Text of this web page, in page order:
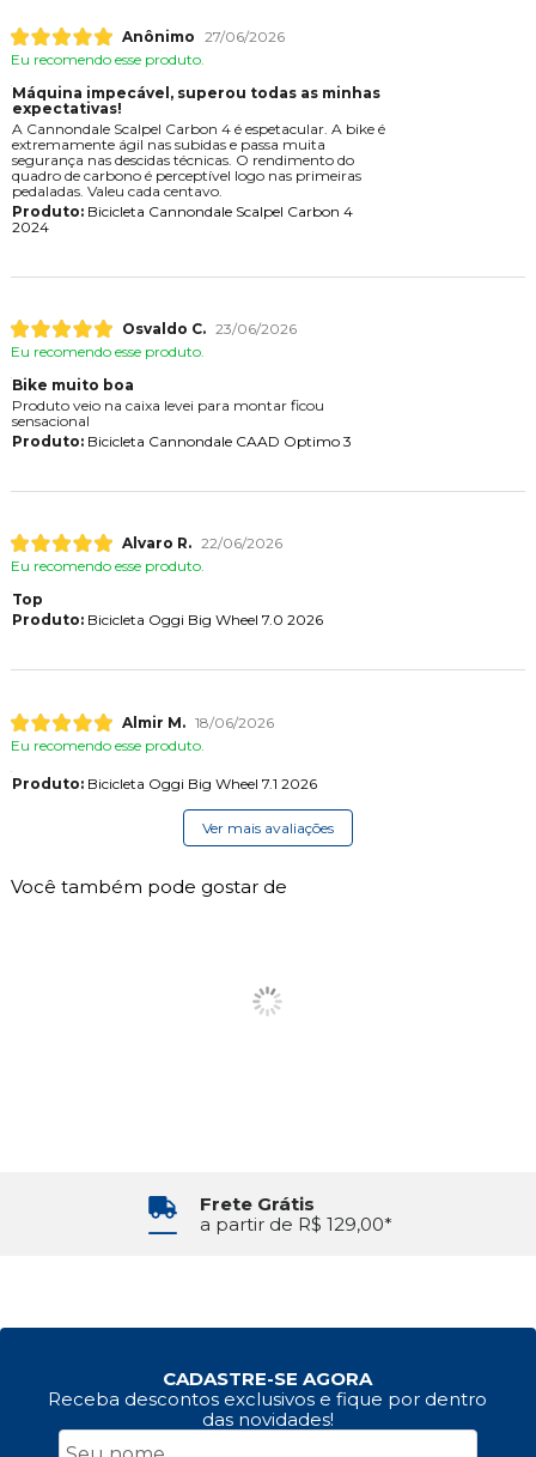
Anônimo 27/06/2026
Eu recomendo esse produto.
Máquina impecável, superou todas as minhas
expectativas!
A Cannondale Scalpel Carbon 4 é espetacular. A bike é
extremamente ágil nas subidas e passa muita
segurança nas descidas técnicas. O rendimento do
quadro de carbono é perceptível logo nas primeiras
pedaladas. Valeu cada centavo.
Produto:Bicicleta Cannondale Scalpel Carbon 4
2024
Osvaldo C. 23/06/2026
Eu recomendo esse produto.
Bike muito boa
Produto veio na caixa levei para montar ficou
sensacional
Produto:Bicicleta Cannondale CAAD Optimo 3
Alvaro R. 22/06/2026
Eu recomendo esse produto.
Top
Produto:Bicicleta Oggi Big Wheel 7.0 2026
Almir M. 18/06/2026
Eu recomendo esse produto.
Produto:Bicicleta Oggi Big Wheel 7.1 2026
Ver mais avaliações
Você também pode gostar de
Frete Grátis
a partir de R$ 129,00*
CADASTRE-SE AGORA
Receba descontos exclusivos e fique por dentro
das novidades!